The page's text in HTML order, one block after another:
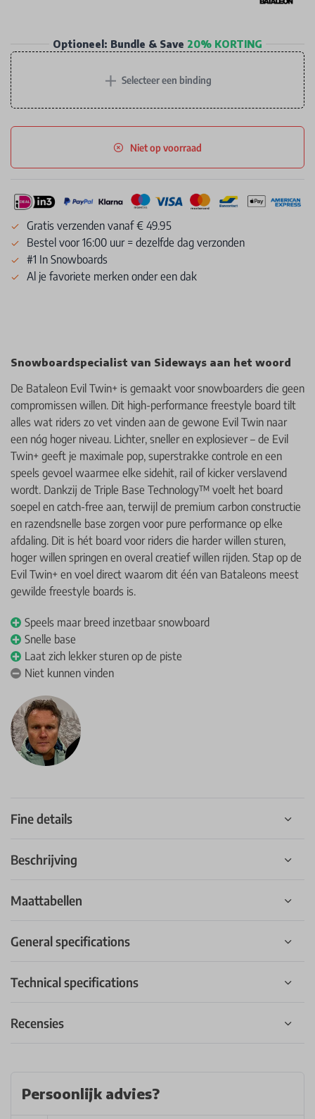
Optioneel: Bundle & Save 20% KORTING
+ Selecteer een binding
Niet op voorraad
Gratis verzenden vanaf € 49.95
Bestel voor 16:00 uur = dezelfde dag verzonden
#1 In Snowboards
Al je favoriete merken onder een dak
Snowboardspecialist van Sideways aan het woord
De Bataleon Evil Twin+ is gemaakt voor snowboarders die geen
compromissen willen. Dit high-performance freestyle board tilt
alles wat riders zo vet vinden aan de gewone Evil Twin naar
een nóg hoger niveau. Lichter, sneller en explosiever – de Evil
Twin+ geeft je maximale pop, superstrakke controle en een
speels gevoel waarmee elke sidehit, rail of kicker verslavend
wordt. Dankzij de Triple Base Technology™ voelt het board
soepel en catch-free aan, terwijl de premium carbon constructie
en razendsnelle base zorgen voor pure performance op elke
afdaling. Dit is hét board voor riders die harder willen sturen,
hoger willen springen en overal creatief willen rijden. Stap op de
Evil Twin+ en voel direct waarom dit één van Bataleons meest
gewilde freestyle boards is.
Speels maar breed inzetbaar snowboard
Snelle base
Laat zich lekker sturen op de piste
Niet kunnen vinden
Fine details
Beschrijving
Maattabellen
General specifications
Technical specifications
Recensies
Persoonlijk advies?